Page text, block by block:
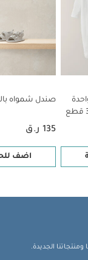
صندل شمواه
135 ر.ق
اضف
الجديدة.